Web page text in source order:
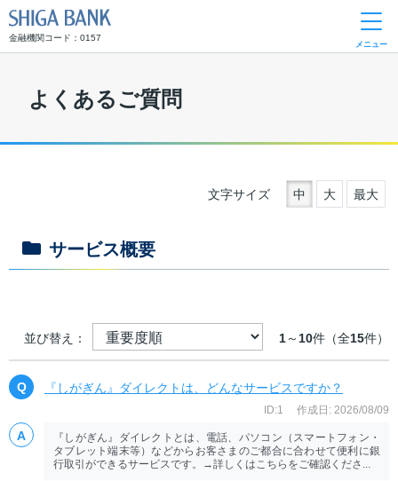
金融機関コード：0157
メニュー
よくあるご質問
文字サイズ 中 大 最大
サービス概要
並び替え： 1～ 10件（全15件）
『しがぎん』ダイレクトは、どんなサービスですか？
ID:1 作成日: 2026/08/09
『しがぎん』ダイレクトとは、電話、パソコン（スマートフォン・
タブレット端末等）などからお客さまのご都合に合わせて便利に銀
行取引ができるサービスです。→詳しくはこちらをご確認くださ...